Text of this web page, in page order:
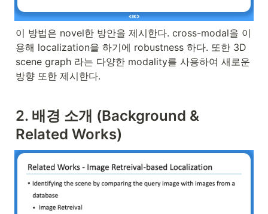
이 방법은 novel한 방안을 제시한다. cross-modal을 이
용해 localization을 하기에 robustness 하다. 또한 3D
scene graph 라는 다양한 modality를 사용하여 새로운
방향 또한 제시한다.
2. 배경 소개 (Background &
Related Works)